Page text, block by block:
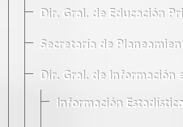
Dir. Gral. de Educación
Secretaría de
Dir. Gral. de Información
Información Estadística